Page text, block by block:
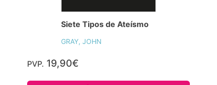
Siete Tipos de Ateísmo
GRAY, JOHN
PVP. 19,90€